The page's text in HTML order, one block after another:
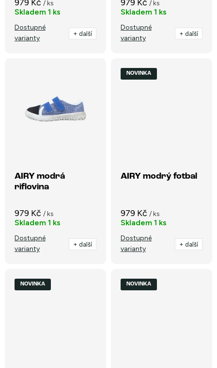
979 Kč / ks
Skladem 1 ks
Dostupné
varianty
+ další
979 Kč / ks
Skladem 1 ks
Dostupné
varianty
+ další
AIRY modrá
riflovina
979 Kč / ks
Skladem 1 ks
Dostupné
varianty
+ další
NOVINKA
AIRY modrý fotbal
979 Kč / ks
Skladem 1 ks
Dostupné
varianty
+ další
NOVINKA NOVINKA